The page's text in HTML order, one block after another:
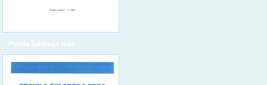
Pravila šolskega reda